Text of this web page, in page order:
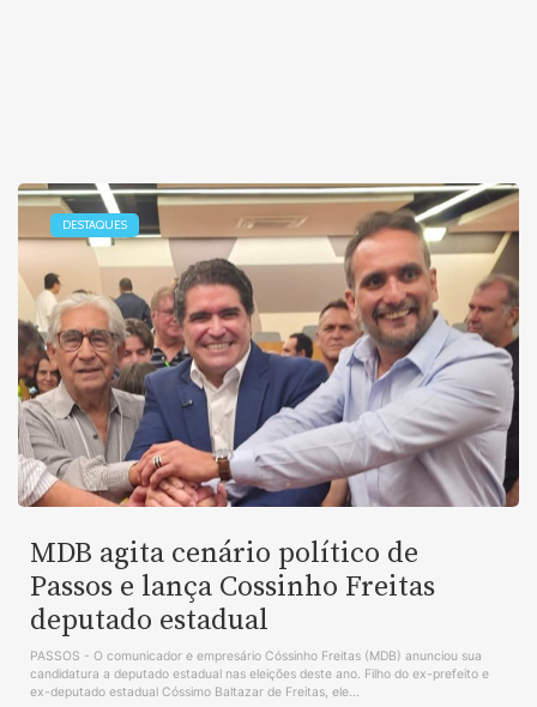
DESTAQUES
MDB agita cenário político de
Passos e lança Cossinho Freitas
deputado estadual
PASSOS - O comunicador e empresário Cóssinho Freitas (MDB) anunciou sua
candidatura a deputado estadual nas eleições deste ano. Filho do ex-prefeito e
ex-deputado estadual Cóssimo Baltazar de Freitas, ele...